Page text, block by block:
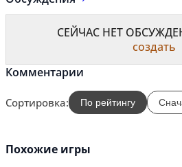
СЕЙЧАС НЕТ
создать
Комментарии
Сортировка: По рейтингу
Похожие игры